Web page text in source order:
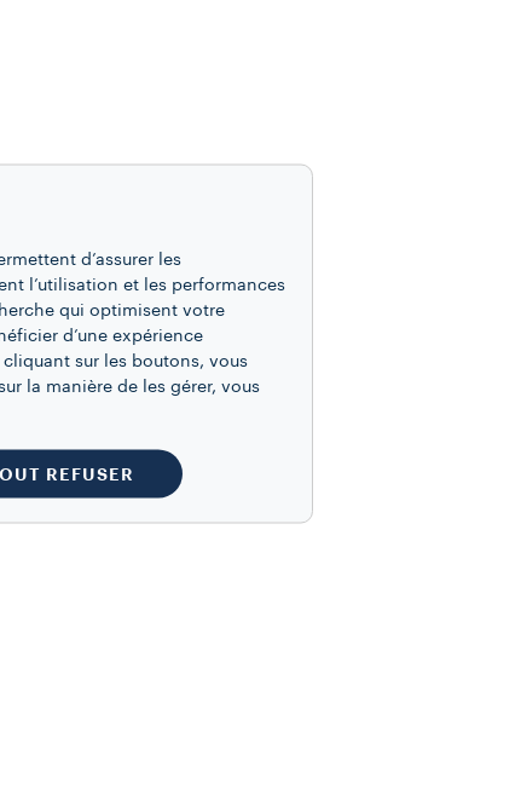
d’assurer les
l’utilisation et les performances
qui optimisent votre
d’une expérience
sur les boutons, vous
la manière de les gérer, vous
REFUSER